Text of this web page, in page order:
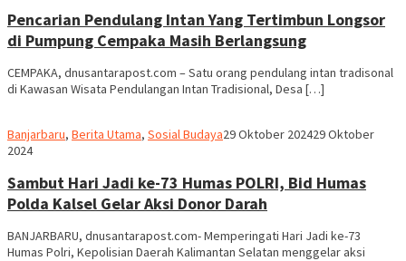
Pencarian Pendulang Intan Yang Tertimbun Longsor
di Pumpung Cempaka Masih Berlangsung
CEMPAKA, dnusantarapost.com – Satu orang pendulang intan tradisonal
di Kawasan Wisata Pendulangan Intan Tradisional, Desa […]
Banjarbaru, Berita Utama, Sosial BudayaRedaksi
29 Oktober 202429 Oktober
2024
Sambut Hari Jadi ke-73 Humas POLRI, Bid Humas
Polda Kalsel Gelar Aksi Donor Darah
BANJARBARU, dnusantarapost.com- Memperingati Hari Jadi ke-73
Humas Polri, Kepolisian Daerah Kalimantan Selatan menggelar aksi